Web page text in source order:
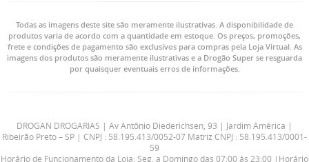
Todas as imagens deste site são meramente ilustrativas. A disponibilidade de
produtos varia de acordo com a quantidade em estoque. Os preços, promoções,
frete e condições de pagamento são exclusivos para compras pela Loja Virtual. As
imagens dos produtos são meramente ilustrativas e a Drogão Super se resguarda
por quaisquer eventuais erros de informações.
DROGAN DROGARIAS | Av Antônio Diederichsen, 93 | Jardim América |
Ribeirão Preto – SP | CNPJ : 58.195.413/0052-07 Matriz CNPJ : 58.195.413/0001-
59
Horário de Funcionamento da Loja: Seg. a Domingo das 07:00 ás 23:00 |Horário